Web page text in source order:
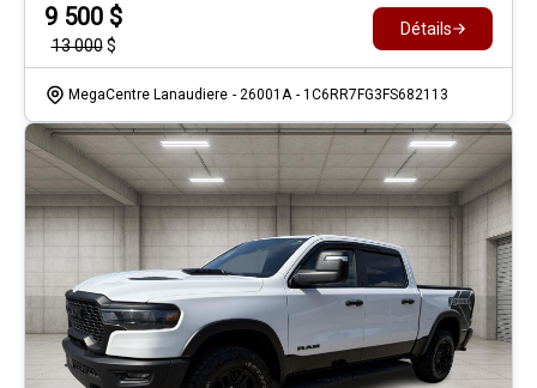
9 500 $
13 000$
Détails
MegaCentre Lanaudiere - 26001A - 1C6RR7FG3FS682113